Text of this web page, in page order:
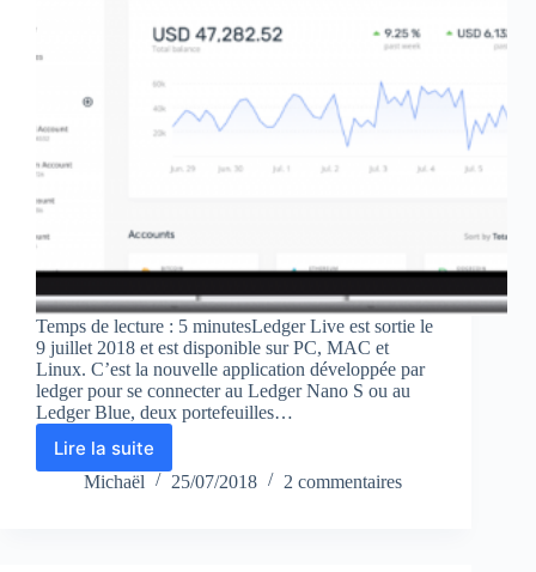
Temps de lecture : 5 minutesLedger Live est sortie le
9 juillet 2018 et est disponible sur PC, MAC et
Linux. C’est la nouvelle application développée par
ledger pour se connecter au Ledger Nano S ou au
Ledger Blue, deux portefeuilles…
Lire la suite
Ledger
Live
Michaël 25/07/2018 2 commentaires